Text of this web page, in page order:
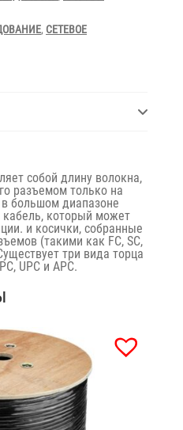
, СЕТЕВОЕ
собой длину волокна,
разъемом только на
большом диапазоне
кабель, который может
и косички, собранные
(такими как FC, SC,
три вида торца
UPC и APC.